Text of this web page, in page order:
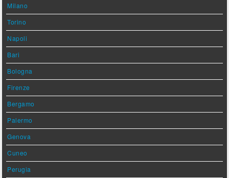
Milano
Torino
Napoli
Bari
Bologna
Firenze
Bergamo
Palermo
Genova
Cuneo
Perugia